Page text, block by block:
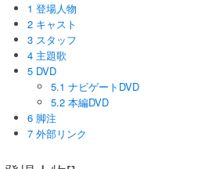
1 登場人物
2 キャスト
3 スタッフ
4 主題歌
5 DVD
5.1 ナビゲートDVD
5.2 本編DVD
6 脚注
7 外部リンク